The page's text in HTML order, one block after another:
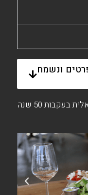
ונשמח
מסע בגולן – מבט על החברה הישראלית בעקבות 50 שנה